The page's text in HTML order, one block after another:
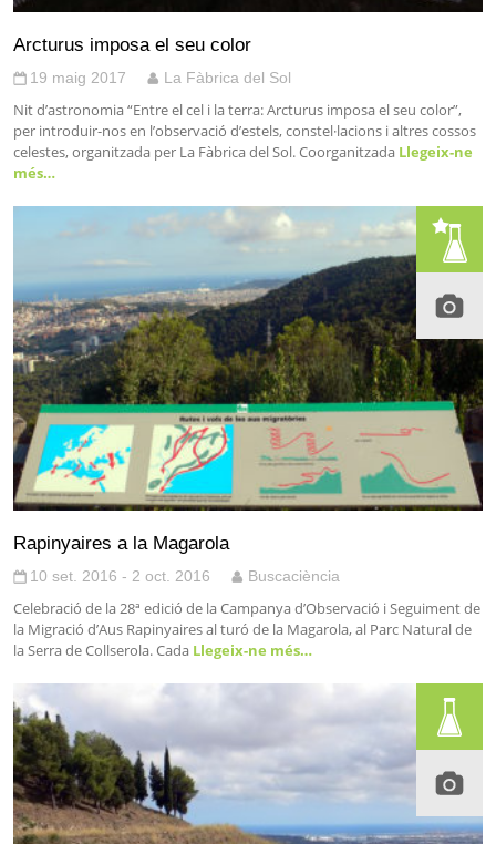
Arcturus imposa el seu color
19 maig 2017 La Fàbrica del Sol
Nit d’astronomia “Entre el cel i la terra: Arcturus imposa el seu color”,
per introduir-nos en l’observació d’estels, constel·lacions i altres cossos
celestes, organitzada per La Fàbrica del Sol. Coorganitzada Llegeix-ne
més…
Rapinyaires a la Magarola
10 set. 2016 - 2 oct. 2016 Buscaciència
Celebració de la 28ª edició de la Campanya d’Observació i Seguiment de
la Migració d’Aus Rapinyaires al turó de la Magarola, al Parc Natural de
la Serra de Collserola. Cada Llegeix-ne més…